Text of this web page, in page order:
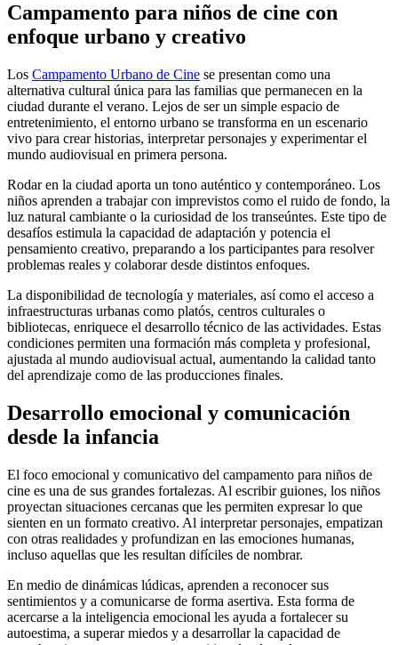
Campamento para niños de cine con
enfoque urbano y creativo
Los Campamento Urbano de Cine se presentan como una
alternativa cultural única para las familias que permanecen en la
ciudad durante el verano. Lejos de ser un simple espacio de
entretenimiento, el entorno urbano se transforma en un escenario
vivo para crear historias, interpretar personajes y experimentar el
mundo audiovisual en primera persona.
Rodar en la ciudad aporta un tono auténtico y contemporáneo. Los
niños aprenden a trabajar con imprevistos como el ruido de fondo, la
luz natural cambiante o la curiosidad de los transeúntes. Este tipo de
desafíos estimula la capacidad de adaptación y potencia el
pensamiento creativo, preparando a los participantes para resolver
problemas reales y colaborar desde distintos enfoques.
La disponibilidad de tecnología y materiales, así como el acceso a
infraestructuras urbanas como platós, centros culturales o
bibliotecas, enriquece el desarrollo técnico de las actividades. Estas
condiciones permiten una formación más completa y profesional,
ajustada al mundo audiovisual actual, aumentando la calidad tanto
del aprendizaje como de las producciones finales.
Desarrollo emocional y comunicación
desde la infancia
El foco emocional y comunicativo del campamento para niños de
cine es una de sus grandes fortalezas. Al escribir guiones, los niños
proyectan situaciones cercanas que les permiten expresar lo que
sienten en un formato creativo. Al interpretar personajes, empatizan
con otras realidades y profundizan en las emociones humanas,
incluso aquellas que les resultan difíciles de nombrar.
En medio de dinámicas lúdicas, aprenden a reconocer sus
sentimientos y a comunicarse de forma asertiva. Esta forma de
acercarse a la inteligencia emocional les ayuda a fortalecer su
autoestima, a superar miedos y a desarrollar la capacidad de